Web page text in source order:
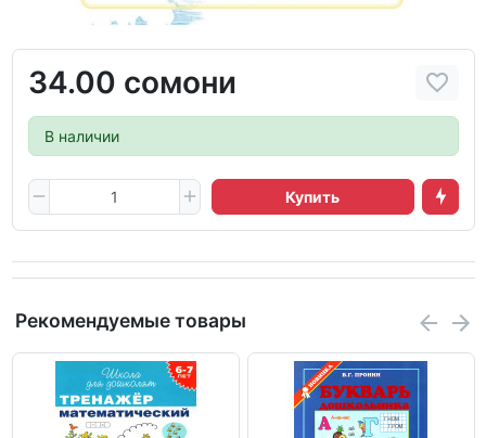
34.00 сомони
В наличии
Купить
Рекомендуемые товары